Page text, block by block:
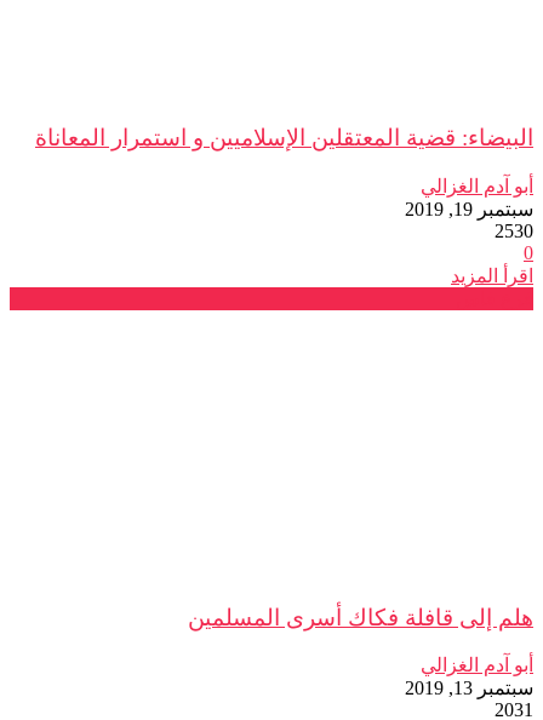
البيضاء: قضية المعتقلين الإسلاميين و استمرار المعاناة
أبو آدم الغزالي
سبتمبر 19, 2019
2530
0
اقرأ المزيد
هلم إلى قافلة فكاك أسرى المسلمين
أبو آدم الغزالي
سبتمبر 13, 2019
2031